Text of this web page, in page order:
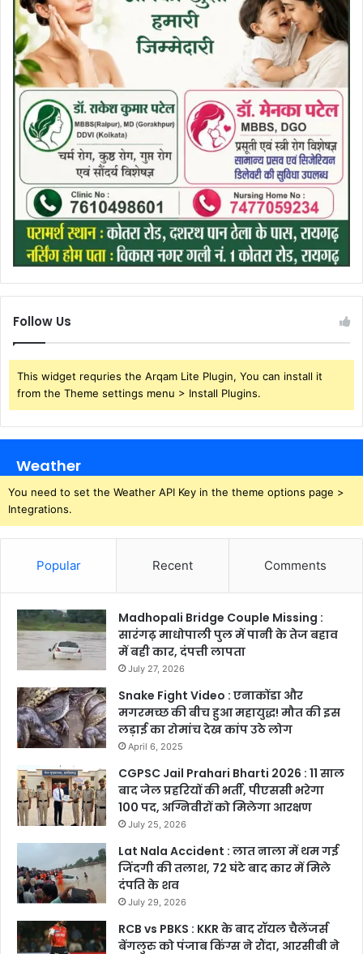
Follow Us
This widget requries the Arqam Lite Plugin, You can install it
from the Theme settings menu > Install Plugins.
Weather
You need to set the Weather API Key in the theme options page >
Integrations.
Popular Recent Comments
Madhopali Bridge Couple Missing :
सारंगढ़ माधोपाली पुल में पानी के तेज बहाव
में बही कार, दंपत्ती लापता
July 27, 2026
Snake Fight Video : एनाकोंडा और
मगरमच्छ की बीच हुआ महायुद्ध! मौत की इस
लड़ाई का रोमांच देख कांप उठे लोग
April 6, 2025
CGPSC Jail Prahari Bharti 2026 : 11 साल
बाद जेल प्रहरियों की भर्ती, पीएससी भरेगा
100 पद, अग्निवीरों को मिलेगा आरक्षण
July 25, 2026
Lat Nala Accident : लात नाला में थम गई
जिंदगी की तलाश, 72 घंटे बाद कार में मिले
दंपति के शव
July 29, 2026
RCB vs PBKS : KKR के बाद रॉयल चैलेंजर्स
बेंगलुरु को पंजाब किंग्स ने रौंदा, आरसीबी ने